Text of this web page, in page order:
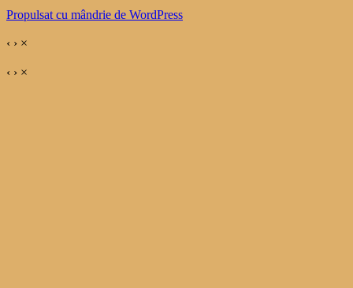
Propulsat cu mândrie de WordPress
‹ › ×
‹ › ×